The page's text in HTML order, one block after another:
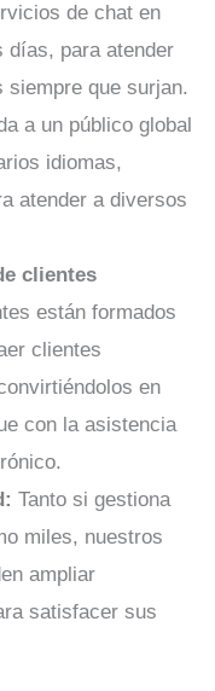
de chat en
días, para atender
siempre que surjan.
a un público global
idiomas,
atender a diversos
clientes
están formados
clientes
en
con la asistencia
Tanto si gestiona
miles, nuestros
ampliar
satisfacer sus